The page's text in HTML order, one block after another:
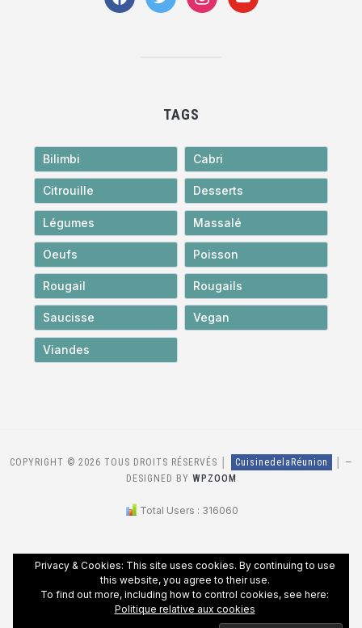
TAGS
Bilimbi Cabri
Citrouille Desserts
Légumes Massalé
Oeufs Poisson
Rougail Rougails
Saucisse Vegan
Viandes
COPYRIGHT © 2026 TOUS DROITS RÉSERVÉS │ CuisinedelaRéunion
—
DESIGNED BY WPZOOM
Total Users : 316060
Privacy & Cookies: This site uses cookies. By continuing to use
this website, you agree to their use.
To find out more, including how to control cookies, see here:
Politique relative aux cookies